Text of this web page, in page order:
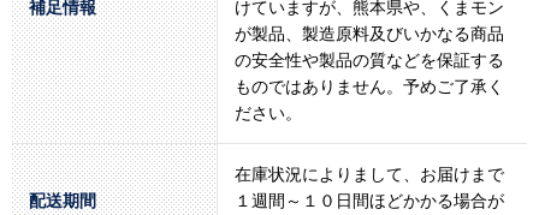
補足情報
けていますが、熊本県や、くまモン
が製品、製造原料及びいかなる商品
の安全性や製品の質などを保証する
ものではありません。予めご了承く
ださい。
配送期間
在庫状況によりまして、お届けまで
１週間～１０日間ほどかかる場合が